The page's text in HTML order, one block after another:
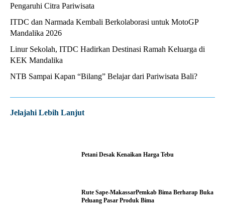
Pengaruhi Citra Pariwisata
ITDC dan Narmada Kembali Berkolaborasi untuk MotoGP
Mandalika 2026
Linur Sekolah, ITDC Hadirkan Destinasi Ramah Keluarga di
KEK Mandalika
NTB Sampai Kapan “Bilang” Belajar dari Pariwisata Bali?
Jelajahi Lebih Lanjut
Petani Desak Kenaikan Harga Tebu
Rute Sape-MakassarPemkab Bima Berharap Buka
Peluang Pasar Produk Bima